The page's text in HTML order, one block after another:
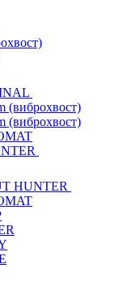
(виброхвост)
(виброхвост)
HUNTER